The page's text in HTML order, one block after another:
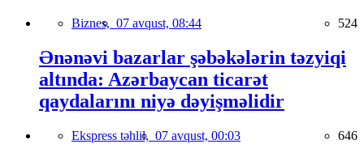
Biznes, 07 avqust, 08:44 524
Ənənəvi bazarlar şəbəkələrin təzyiqi
altında: Azərbaycan ticarət
qaydalarını niyə dəyişməlidir
Ekspress təhlil, 07 avqust, 00:03 646